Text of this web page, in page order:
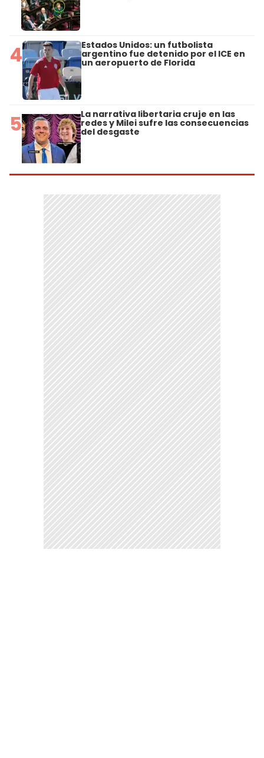
4 Estados Unidos: un futbolista
argentino fue detenido por el ICE en
un aeropuerto de Florida
5 La narrativa libertaria cruje en las
redes y Milei sufre las consecuencias
del desgaste